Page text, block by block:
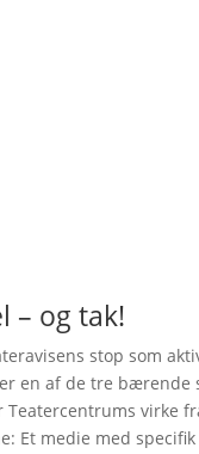
– og tak!
stop som
en af de tre bærende
Teatercentrums virke
Et medie med